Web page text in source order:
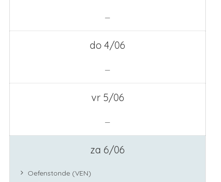
—
do 4/06
—
vr 5/06
—
za 6/06
Oefenstonde (VEN)